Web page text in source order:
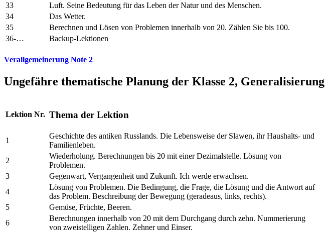
33
Luft. Seine Bedeutung für das Leben der Natur und des Menschen.
34
Das Wetter.
35
Berechnen und Lösen von Problemen innerhalb von 20. Zählen Sie bis 100.
36-…
Backup-Lektionen
Verallgemeinerung Note 2
Ungefähre thematische Planung der Klasse 2, Generalisierung
Lektion Nr. Thema der Lektion
1
Geschichte des antiken Russlands. Die Lebensweise der Slawen, ihr Haushalts- und
Familienleben.
2
Wiederholung. Berechnungen bis 20 mit einer Dezimalstelle. Lösung von
Problemen.
3
Gegenwart, Vergangenheit und Zukunft. Ich werde erwachsen.
4
Lösung von Problemen. Die Bedingung, die Frage, die Lösung und die Antwort auf
das Problem. Beschreibung der Bewegung (geradeaus, links, rechts).
5
Gemüse, Früchte, Beeren.
6
Berechnungen innerhalb von 20 mit dem Durchgang durch zehn. Nummerierung
von zweistelligen Zahlen. Zehner und Einser.